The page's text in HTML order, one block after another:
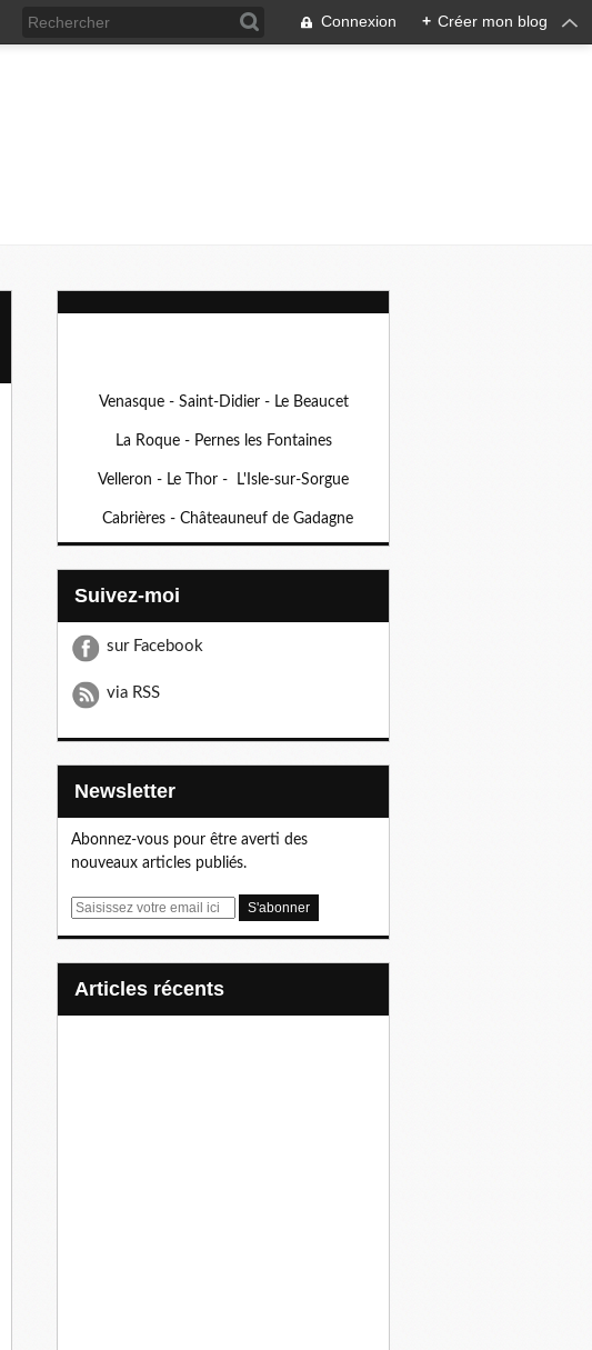
Connexion + Créer mon blog
Venasque - Saint-Didier - Le Beaucet
La Roque - Pernes les Fontaines
Velleron - Le Thor - L'Isle-sur-Sorgue
Cabrières - Châteauneuf de Gadagne
Suivez-moi
sur Facebook
via RSS
Newsletter
Abonnez-vous pour être averti des
nouveaux articles publiés.
E
articles récents